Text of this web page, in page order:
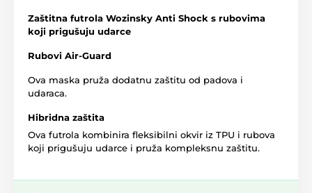
Zaštitna futrola Wozinsky Anti Shock s rubovima
koji prigušuju udarce
Rubovi Air-Guard
Ova maska pruža dodatnu zaštitu od padova i
udaraca.
Hibridna zaštita
Ova futrola kombinira fleksibilni okvir iz TPU i rubova
koji prigušuju udarce i pruža kompleksnu zaštitu.